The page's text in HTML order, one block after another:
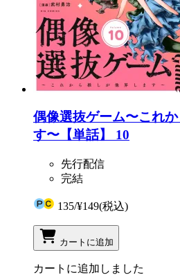
偶像選抜ゲーム〜これ
す〜【単話】 10
先行配信
完結
135/¥149(税込)
カートに追加
カートに追加しました